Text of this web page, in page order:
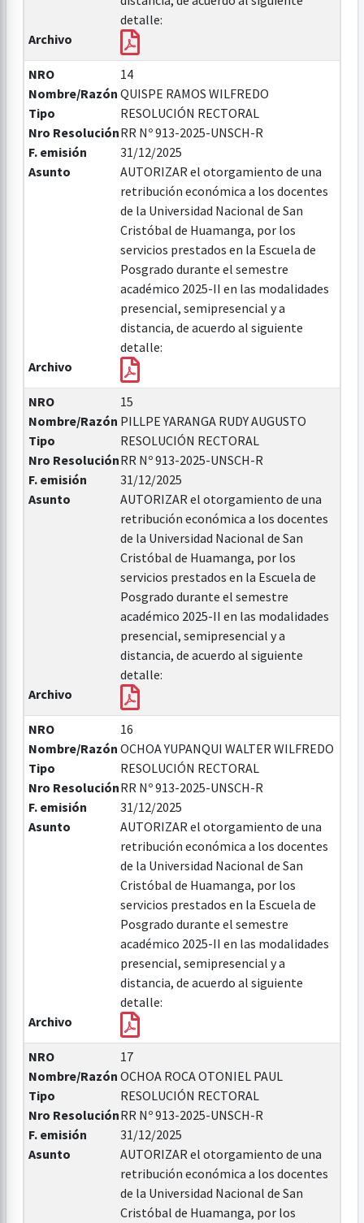
detalle:
Archivo
NRO
14
Nombre/Razón QUISPE RAMOS WILFREDO
Tipo
RESOLUCIÓN RECTORAL
Nro ResoluciónRR Nº 913-2025-UNSCH-R
F. emisión
31/12/2025
Asunto
AUTORIZAR el otorgamiento de una
retribución económica a los docentes
de la Universidad Nacional de San
Cristóbal de Huamanga, por los
servicios prestados en la Escuela de
Posgrado durante el semestre
académico 2025-II en las modalidades
presencial, semipresencial y a
distancia, de acuerdo al siguiente
detalle:
Archivo
NRO
15
Nombre/Razón PILLPE YARANGA RUDY AUGUSTO
Tipo
RESOLUCIÓN RECTORAL
Nro ResoluciónRR Nº 913-2025-UNSCH-R
F. emisión
31/12/2025
Asunto
AUTORIZAR el otorgamiento de una
retribución económica a los docentes
de la Universidad Nacional de San
Cristóbal de Huamanga, por los
servicios prestados en la Escuela de
Posgrado durante el semestre
académico 2025-II en las modalidades
presencial, semipresencial y a
distancia, de acuerdo al siguiente
detalle:
Archivo
NRO
16
Nombre/Razón OCHOA YUPANQUI WALTER WILFREDO
Tipo
RESOLUCIÓN RECTORAL
Nro ResoluciónRR Nº 913-2025-UNSCH-R
F. emisión
31/12/2025
Asunto
AUTORIZAR el otorgamiento de una
retribución económica a los docentes
de la Universidad Nacional de San
Cristóbal de Huamanga, por los
servicios prestados en la Escuela de
Posgrado durante el semestre
académico 2025-II en las modalidades
presencial, semipresencial y a
distancia, de acuerdo al siguiente
detalle:
Archivo
NRO
17
Nombre/Razón OCHOA ROCA OTONIEL PAUL
Tipo
RESOLUCIÓN RECTORAL
Nro ResoluciónRR Nº 913-2025-UNSCH-R
F. emisión
31/12/2025
Asunto
AUTORIZAR el otorgamiento de una
retribución económica a los docentes
de la Universidad Nacional de San
Cristóbal de Huamanga, por los